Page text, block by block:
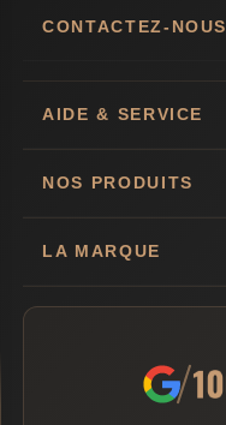
CONTACTEZ-NOUS
AIDE & SERVICE
NOS PRODUITS
LA MARQUE